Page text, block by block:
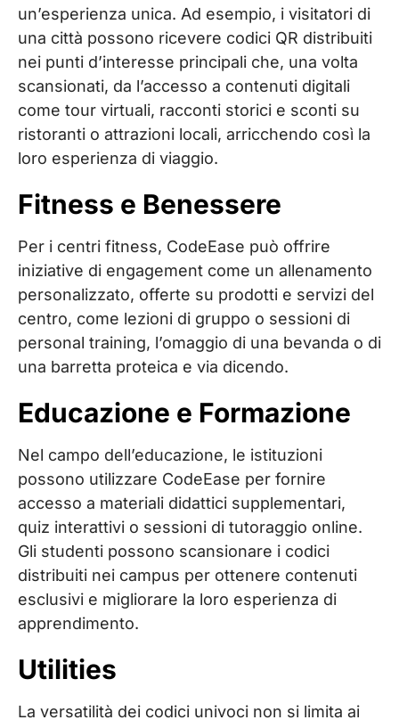
un’esperienza unica. Ad esempio, i visitatori di
una città possono ricevere codici QR distribuiti
nei punti d’interesse principali che, una volta
scansionati, da l’accesso a contenuti digitali
come tour virtuali, racconti storici e sconti su
ristoranti o attrazioni locali, arricchendo così la
loro esperienza di viaggio.
Fitness e Benessere
Per i centri fitness, CodeEase può offrire
iniziative di engagement come un allenamento
personalizzato, offerte su prodotti e servizi del
centro, come lezioni di gruppo o sessioni di
personal training, l’omaggio di una bevanda o di
una barretta proteica e via dicendo.
Educazione e Formazione
Nel campo dell’educazione, le istituzioni
possono utilizzare CodeEase per fornire
accesso a materiali didattici supplementari,
quiz interattivi o sessioni di tutoraggio online.
Gli studenti possono scansionare i codici
distribuiti nei campus per ottenere contenuti
esclusivi e migliorare la loro esperienza di
apprendimento.
Utilities
La versatilità dei codici univoci non si limita ai